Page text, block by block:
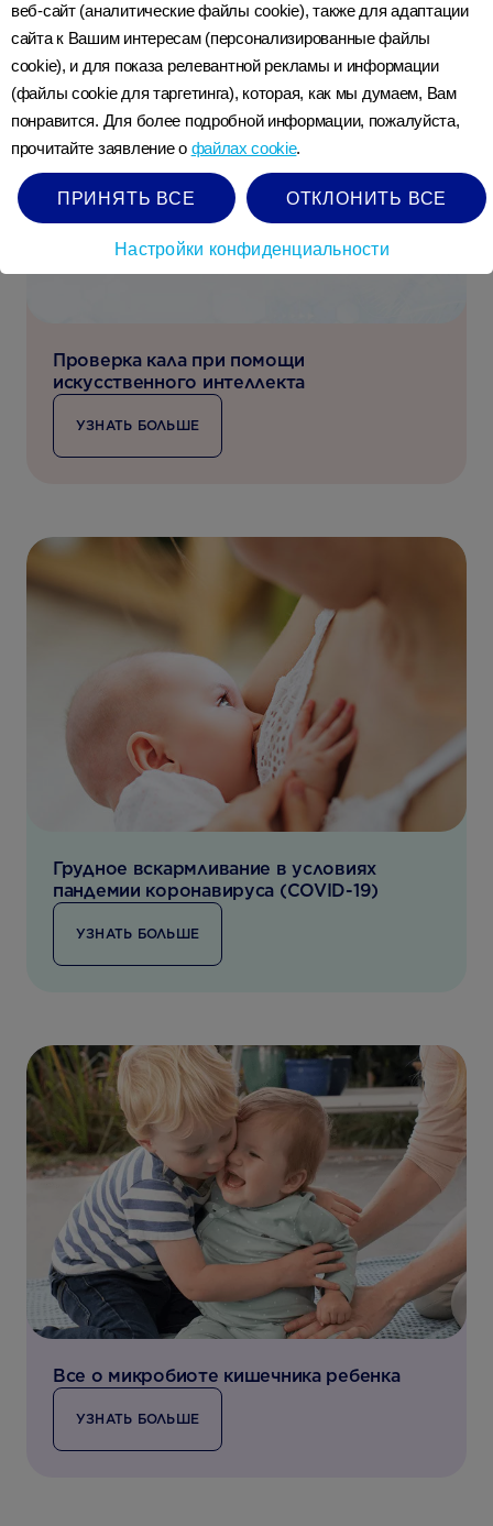
Статьи по теме
Проверка кала при помощи
искусственного интеллекта
УЗНАТЬ БОЛЬШЕ
Грудное вскармливание в условиях
пандемии коронавируса (COVID-19)
УЗНАТЬ БОЛЬШЕ
Все о микробиоте кишечника ребенка
УЗНАТЬ БОЛЬШЕ
веб-сайт (аналитические файлы cookie), также для адаптации
сайта к Вашим интересам (персонализированные файлы
cookie), и для показа релевантной рекламы и информации
(файлы cookie для таргетинга), которая, как мы думаем, Вам
понравится. Для более подробной информации, пожалуйста,
прочитайте заявление о файлах cookie.
ПРИНЯТЬ ВСЕ
ОТКЛОНИТЬ ВСЕ
Настройки конфиденциальности